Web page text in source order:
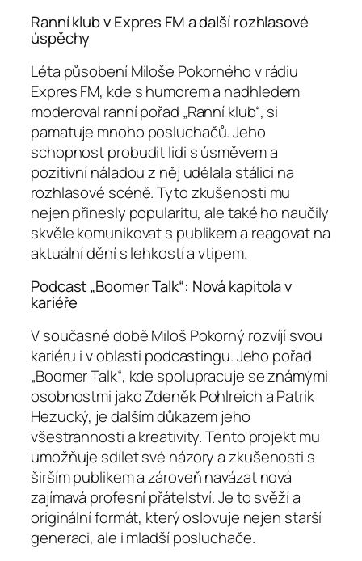
Ranní klub v Expres FM a další rozhlasové
úspěchy
Léta působení Miloše Pokorného v rádiu
Expres FM, kde s humorem a nadhledem
moderoval ranní pořad „Ranní klub“, si
pamatuje mnoho posluchačů. Jeho
schopnost probudit lidi s úsměvem a
pozitivní náladou z něj udělala stálici na
rozhlasové scéně. Tyto zkušenosti mu
nejen přinesly popularitu, ale také ho naučily
skvěle komunikovat s publikem a reagovat na
aktuální dění s lehkostí a vtipem.
Podcast „Boomer Talk“: Nová kapitola v
kariéře
V současné době Miloš Pokorný rozvíjí svou
kariéru i v oblasti podcastingu. Jeho pořad
„Boomer Talk“, kde spolupracuje se známými
osobnostmi jako Zdeněk Pohlreich a Patrik
Hezucký, je dalším důkazem jeho
všestrannosti a kreativity. Tento projekt mu
umožňuje sdílet své názory a zkušenosti s
širším publikem a zároveň navázat nová
zajímavá profesní přátelství. Je to svěží a
originální formát, který oslovuje nejen starší
generaci, ale i mladší posluchače.